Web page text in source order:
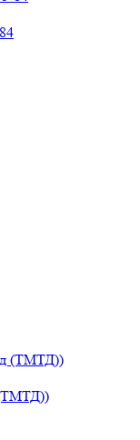
(ТМТД))